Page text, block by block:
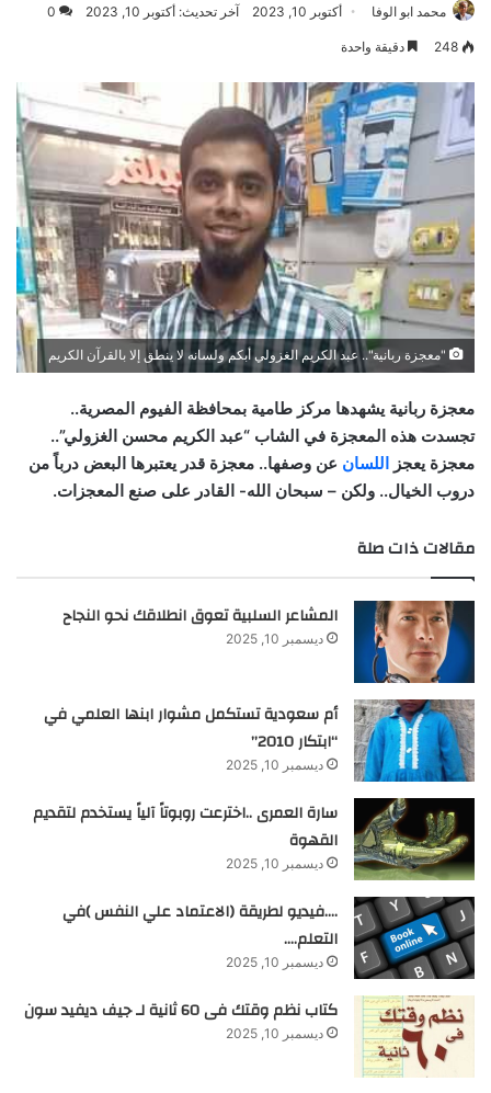
محمد ابو الوفا أكتوبر 10, 2023 آخر تحديث: أكتوبر 10, 2023 0
248 دقيقة واحدة
"معجزة ربانية".. عبد الكريم الغزولي أبكم ولسانه لا ينطق إلا بالقرآن الكريم
معجزة ربانية يشهدها مركز طامية بمحافظة الفيوم المصرية..
تجسدت هذه المعجزة في الشاب “عبد الكريم محسن الغزولي”..
معجزة يعجز اللسان عن وصفها.. معجزة قدر يعتبرها البعض درباً من
دروب الخيال.. ولكن – سبحان الله- القادر على صنع المعجزات.
مقالات ذات صلة
المشاعر السلبية تعوق انطلاقك نحو النجاح
ديسمبر 10, 2025
أم سعودية تستكمل مشوار ابنها العلمي في
“ابتكار 2010”
ديسمبر 10, 2025
سارة العمرى ..اخترعت روبوتاً آلياً يستخدم لتقديم
القهوة
ديسمبر 10, 2025
….فيديو لطريقة (الاعتماد علي النفس )في
التعلم….
ديسمبر 10, 2025
كتاب نظم وقتك فى 60 ثانية لـ جيف ديفيد سون
ديسمبر 10, 2025